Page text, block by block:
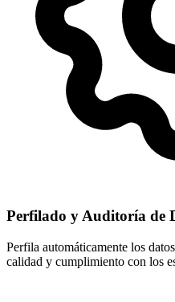
Perfilado y Auditoría de
Perfila automáticamente los
calidad y cumplimiento con los